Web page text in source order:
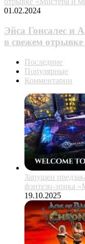
01.02.2024
Эйса Гонсалес и
в свежем
Последние
Популярные
Комментарии
Запущен
фэнтези-эпика
19.10.2025